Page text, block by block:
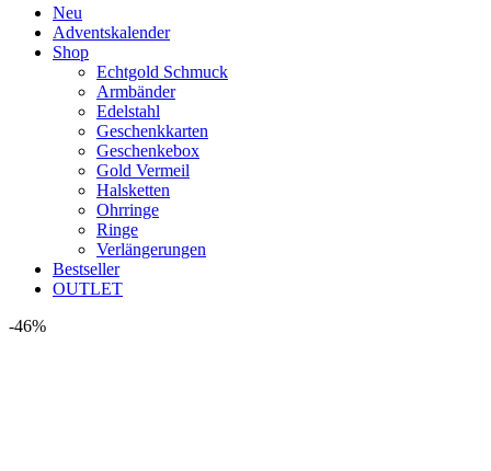
Neu
Adventskalender
Shop
Echtgold Schmuck
Armbänder
Edelstahl
Geschenkkarten
Geschenkebox
Gold Vermeil
Halsketten
Ohrringe
Ringe
Verlängerungen
Bestseller
OUTLET
-46%